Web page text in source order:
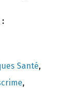
:
Santé,
,